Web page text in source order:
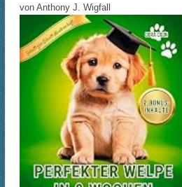
von Anthony J. Wigfall